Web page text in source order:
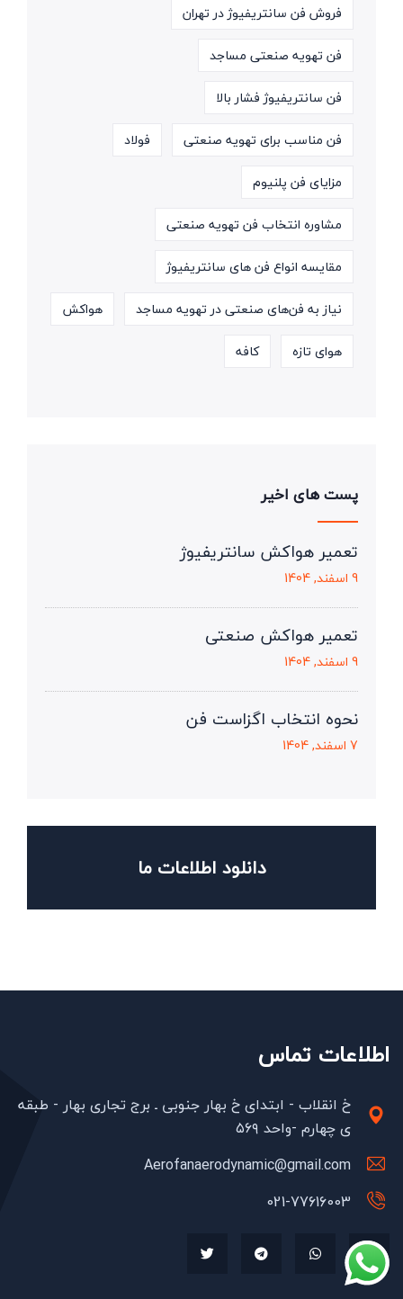
فروش فن سانتریفیوژ در تهران
فن تهویه صنعتی مساجد
فن سانتریفیوژ فشار بالا
فن مناسب برای تهویه صنعتی
فولاد
مزایای فن پلنیوم
مشاوره انتخاب فن تهویه صنعتی
مقایسه انواع فن های سانتریفیوژ
نیاز به فن‌های صنعتی در تهویه مساجد
هواکش
هوای تازه
کافه
پست های اخیر
تعمیر هواکش سانتریفیوژ
9 اسفند, 1404
تعمیر هواکش صنعتی
9 اسفند, 1404
نحوه انتخاب اگزاست فن
7 اسفند, 1404
دانلود اطلاعات ما
اطلاعات تماس
خ انقلاب - ابتدای خ بهار جنوبی ـ برج تجاری بهار - طبقه
ی چهارم -واحد ۵۶۹
Aerofanaerodynamic@gmail.com
021-77616003